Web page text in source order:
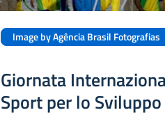
Image by Agência Brasil Fotografias
Giornata
Sport per lo Sviluppo